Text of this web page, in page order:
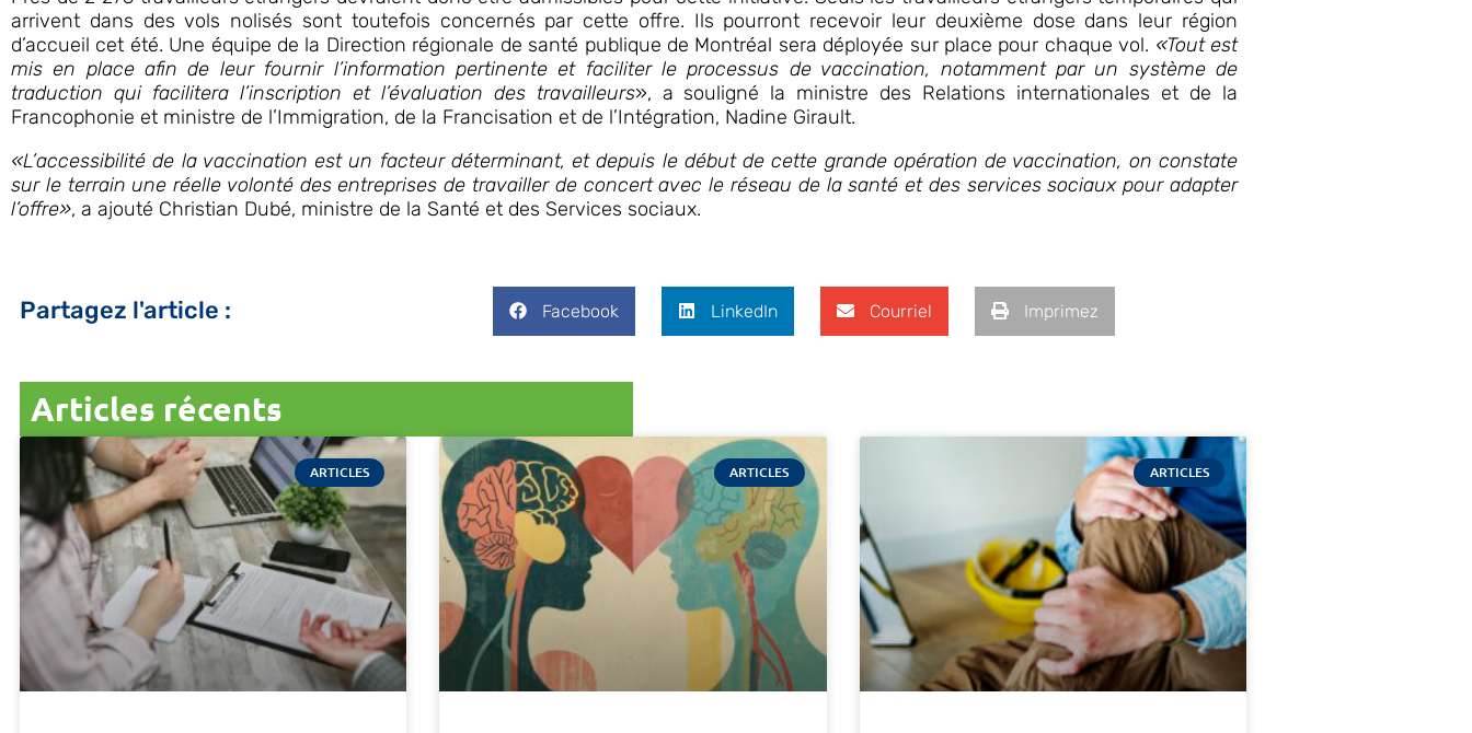
arrivent dans des vols nolisés sont toutefois concernés par cette offre. Ils pourront recevoir leur deuxième dose dans leur région
d’accueil cet été. Une équipe de la Direction régionale de santé publique de Montréal sera déployée sur place pour chaque vol. «Tout est
mis en place afin de leur fournir l’information pertinente et faciliter le processus de vaccination, notamment par un système de
traduction qui facilitera l’inscription et l’évaluation des travailleurs», a souligné la ministre des Relations internationales et de la
Francophonie et ministre de l’Immigration, de la Francisation et de l’Intégration, Nadine Girault.
«L’accessibilité de la vaccination est un facteur déterminant, et depuis le début de cette grande opération de vaccination, on constate
sur le terrain une réelle volonté des entreprises de travailler de concert avec le réseau de la santé et des services sociaux pour adapter
l’offre», a ajouté Christian Dubé, ministre de la Santé et des Services sociaux.
Partagez l'article : Facebook LinkedIn Courriel Imprimez
Articles récents
ARTICLES ARTICLES ARTICLES